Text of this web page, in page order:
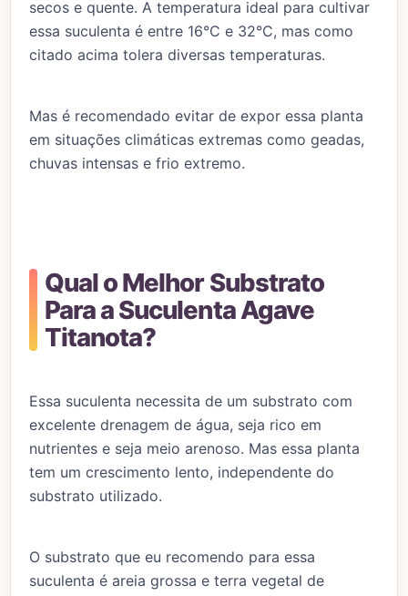
secos e quente. A temperatura ideal para cultivar
essa suculenta é entre 16°C e 32°C, mas como
citado acima tolera diversas temperaturas.
Mas é recomendado evitar de expor essa planta
em situações climáticas extremas como geadas,
chuvas intensas e frio extremo.
Qual o Melhor Substrato
Para a Suculenta Agave
Titanota?
Essa suculenta necessita de um substrato com
excelente drenagem de água, seja rico em
nutrientes e seja meio arenoso. Mas essa planta
tem um crescimento lento, independente do
substrato utilizado.
O substrato que eu recomendo para essa
suculenta é areia grossa e terra vegetal de